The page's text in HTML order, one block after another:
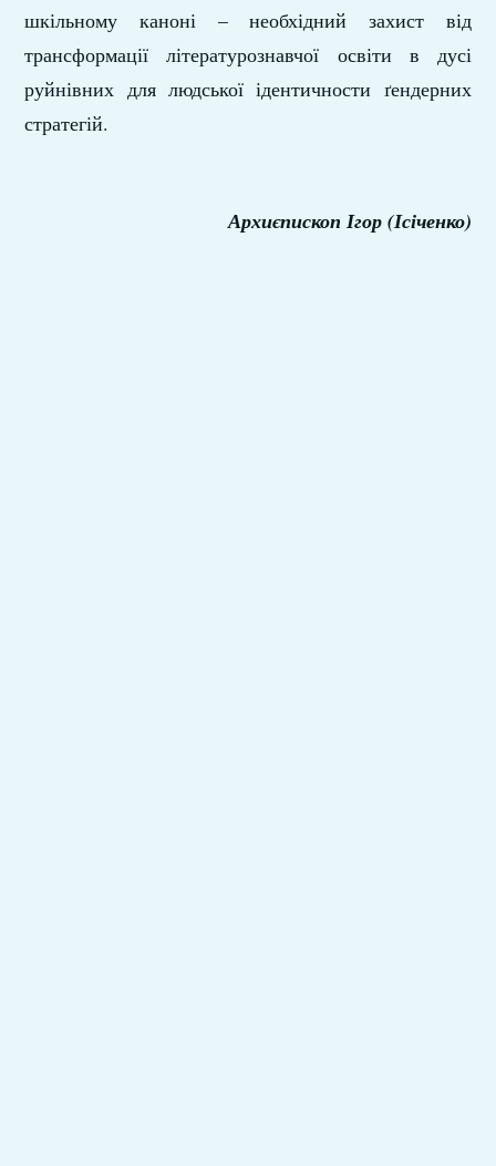
шкільному каноні – необхідний захист від
трансформації літературознавчої освіти в дусі
руйнівних для людської ідентичности ґендерних
стратегій.
Архиєпископ Ігор (Ісіченко)